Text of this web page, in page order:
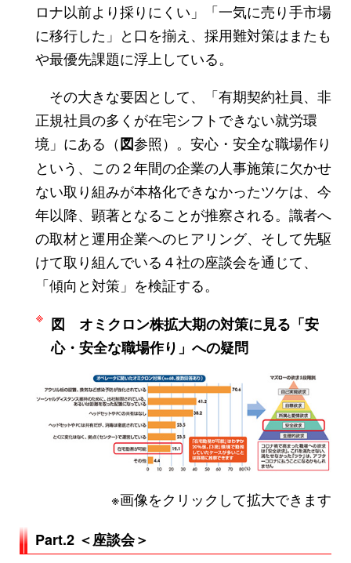
ロナ以前より採りにくい」「一気に売り手市場
に移行した」と口を揃え、採用難対策はまたも
や最優先課題に浮上している。
その大きな要因として、「有期契約社員、非
正規社員の多くが在宅シフトできない就労環
境」にある（図参照）。安心・安全な職場作り
という、この２年間の企業の人事施策に欠かせ
ない取り組みが本格化できなかったツケは、今
年以降、顕著となることが推察される。識者へ
の取材と運用企業へのヒアリング、そして先駆
けて取り組んでいる４社の座談会を通じて、
「傾向と対策」を検証する。
図 オミクロン株拡大期の対策に見る「安
心・安全な職場作り」への疑問
※画像をクリックして拡大できます
Part.2 ＜座談会＞